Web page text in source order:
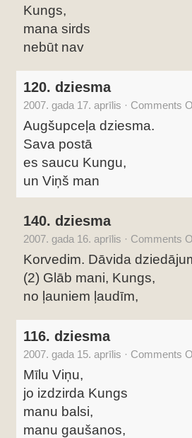
Kungs,
mana sirds
nebūt nav
120. dziesma
2007. gada 17. aprīlis · Comments
Augšupceļa dziesma.
Sava postā
es saucu Kungu,
un Viņš man
140. dziesma
2007. gada 16. aprīlis · Comments
Korvedim. Dāvida
(2) Glāb mani, Kungs,
no ļauniem ļaudīm,
116. dziesma
2007. gada 15. aprīlis · Comments
Mīlu Viņu,
jo izdzirda Kungs
manu balsi,
manu gaušanos,